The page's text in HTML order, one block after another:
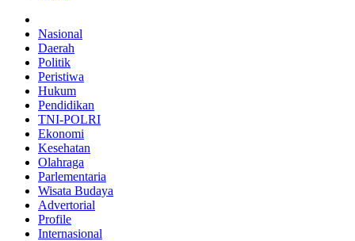
Nasional
Daerah
Politik
Peristiwa
Hukum
Pendidikan
TNI-POLRI
Ekonomi
Kesehatan
Olahraga
Parlementaria
Wisata Budaya
Advertorial
Profile
Internasional